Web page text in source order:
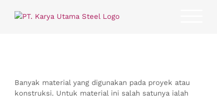
Banyak material yang digunakan pada proyek atau
konstruksi. Untuk material ini salah satunya ialah